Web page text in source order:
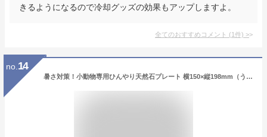
きるようになるので冷却グッズの効果もアップしますよ。
全てのおすすめコメント (1件) >
no. 14
暑さ対策！小動物専用ひんやり天然石プレート 横150×縦198mm（うさぎ・モルモット） 夏 冷感 クール